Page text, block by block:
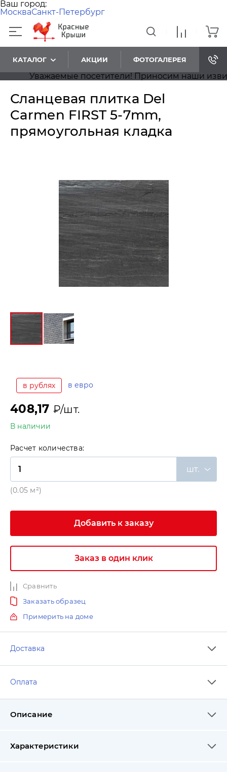
Ваш город:
МоскваСанкт-Петербург
КАТАЛОГ АКЦИИ ФОТОГАЛЕРЕЯ
Уважаемые посетители! Приносим наши
Сланцевая плитка Del
Carmen FIRST 5-7mm,
прямоугольная кладка
в рублях в евро
408,17 ₽/шт.
В наличии
Расчет количества:
шт.
(0.05 м²)
Добавить к заказу
Заказ в один клик
Сравнить
Заказать образец
Примерить на доме
Доставка
Оплата
Описание
Характеристики